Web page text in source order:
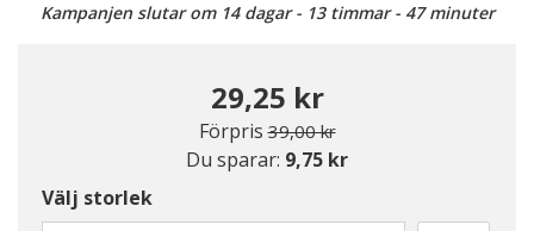
Kampanjen slutar om 14 dagar - 13 timmar - 47 minuter
29,25 kr
Förpris Pris nedsatt från
39,00 krtill
Du sparar: 9,75 kr
Välj storlek